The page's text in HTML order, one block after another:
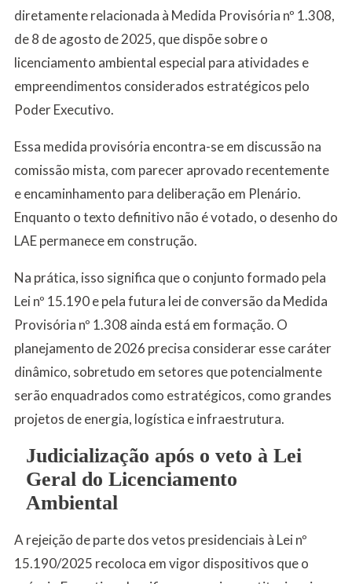
diretamente relacionada à Medida Provisória nº 1.308,
de 8 de agosto de 2025, que dispõe sobre o
licenciamento ambiental especial para atividades e
empreendimentos considerados estratégicos pelo
Poder Executivo.
Essa medida provisória encontra-se em discussão na
comissão mista, com parecer aprovado recentemente
e encaminhamento para deliberação em Plenário.
Enquanto o texto definitivo não é votado, o desenho do
LAE permanece em construção.
Na prática, isso significa que o conjunto formado pela
Lei nº 15.190 e pela futura lei de conversão da Medida
Provisória nº 1.308 ainda está em formação. O
planejamento de 2026 precisa considerar esse caráter
dinâmico, sobretudo em setores que potencialmente
serão enquadrados como estratégicos, como grandes
projetos de energia, logística e infraestrutura.
Judicialização após o veto à Lei
Geral do Licenciamento
Ambiental
A rejeição de parte dos vetos presidenciais à Lei nº
15.190/2025 recoloca em vigor dispositivos que o